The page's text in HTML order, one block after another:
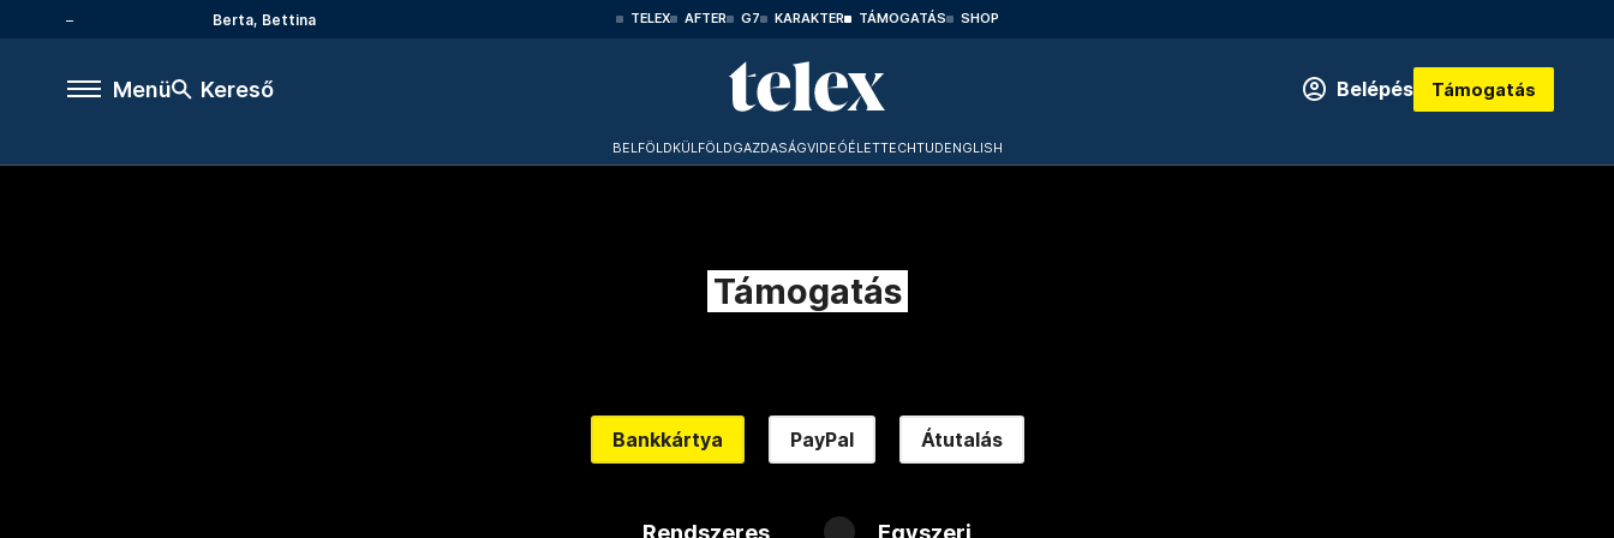
Berta, Bettina TELEX AFTER G7 KARAKTER TÁMOGATÁS SHOP
Menü Kereső Belépés Támogatás
BELFÖLDKÜLFÖLDGAZDASÁGVIDEÓÉLETTECHTUDENGLISH
Támogatás
Bankkártya PayPal Átutalás
Rendszeres Egyszeri